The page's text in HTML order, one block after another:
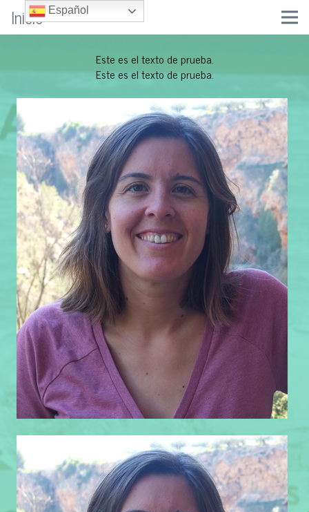
Inicio
Este es el texto de prueba.
Este es el texto de prueba.
Español